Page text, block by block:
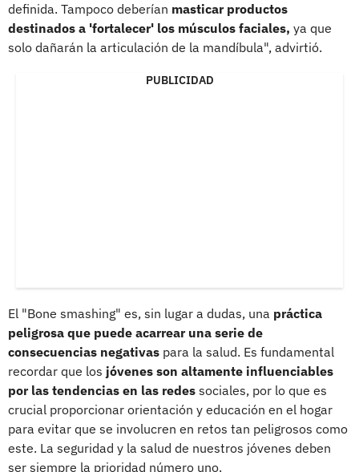
definida. Tampoco deberían masticar productos
destinados a 'fortalecer' los músculos faciales, ya que
solo dañarán la articulación de la mandíbula", advirtió.
PUBLICIDAD
El "Bone smashing" es, sin lugar a dudas, una práctica
peligrosa que puede acarrear una serie de
consecuencias negativas para la salud. Es fundamental
recordar que los jóvenes son altamente influenciables
por las tendencias en las redes sociales, por lo que es
crucial proporcionar orientación y educación en el hogar
para evitar que se involucren en retos tan peligrosos como
este. La seguridad y la salud de nuestros jóvenes deben
ser siempre la prioridad número uno.